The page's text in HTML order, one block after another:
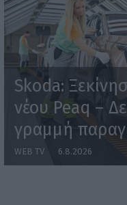
Skoda:
νέου Peaq –
γραμμή
WEB TV 6.8.2026